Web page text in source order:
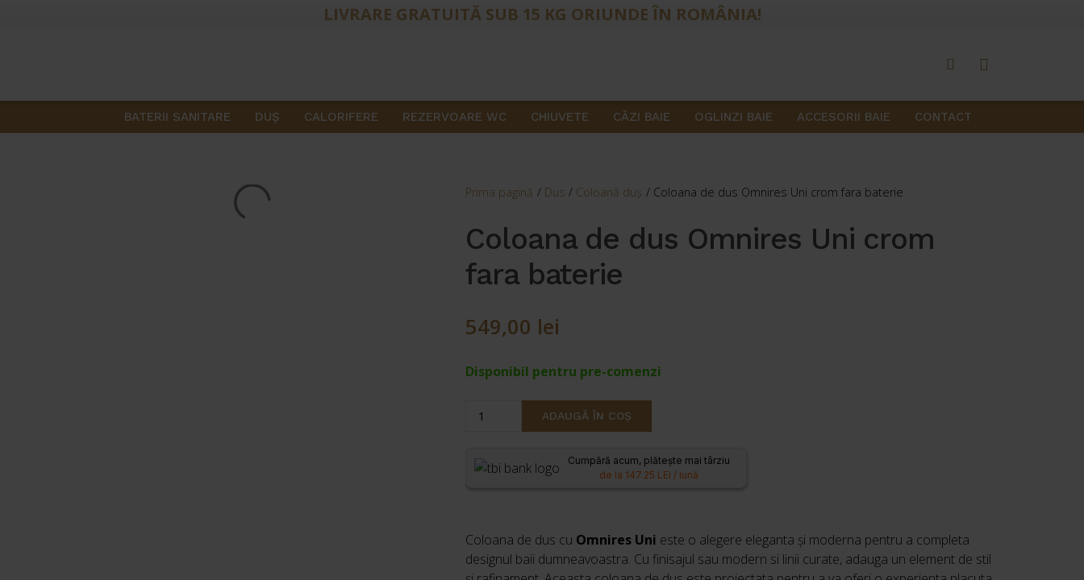
LIVRARE GRATUITĂ SUB 15 KG ORIUNDE ÎN ROMÂNIA!
BATERII SANITARE DUŞ CALORIFERE REZERVOARE WC CHIUVETE CĂZI BAIE OGLINZI BAIE ACCESORII BAIE CONTACT
Prima pagină / Dus / Coloană duş / Coloana de dus Omnires Uni crom fara baterie
Coloana de dus Omnires Uni crom
fara baterie
549,00 lei
Disponibil pentru pre-comenzi
Cantitate
dus
fara
baterie
ADAUGĂ ÎN COȘ
Cumpără acum, plătește mai târziu
de la 147.25 LEI / lună
Coloana de dus cu Omnires Uni este o alegere eleganta și moderna pentru a completa
designul baii dumneavoastra. Cu finisajul sau modern si linii curate, adauga un element de stil